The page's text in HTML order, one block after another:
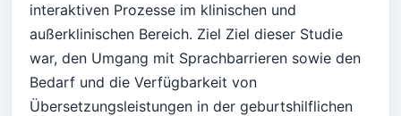
interaktiven Prozesse im klinischen und
außerklinischen Bereich. Ziel Ziel dieser Studie
war, den Umgang mit Sprachbarrieren sowie den
Bedarf und die Verfügbarkeit von
Übersetzungsleistungen in der geburtshilflichen